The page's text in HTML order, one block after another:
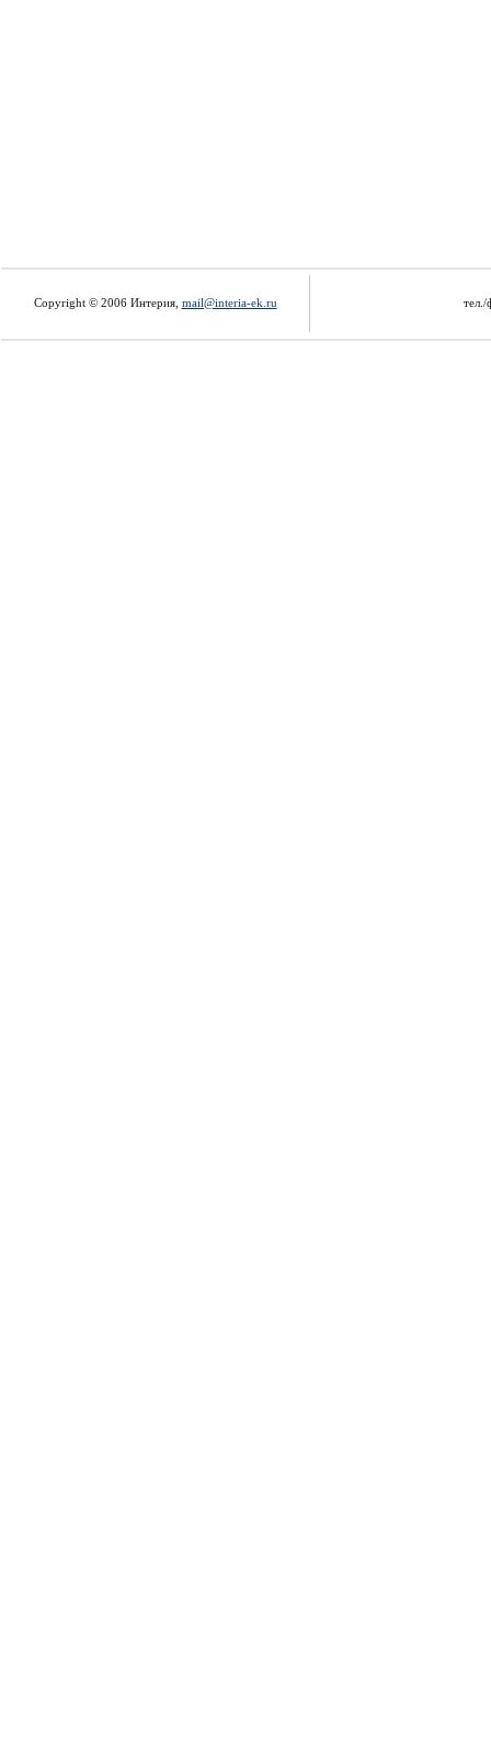
Copyright © 2006 Интерия, mail@interia-ek.ru